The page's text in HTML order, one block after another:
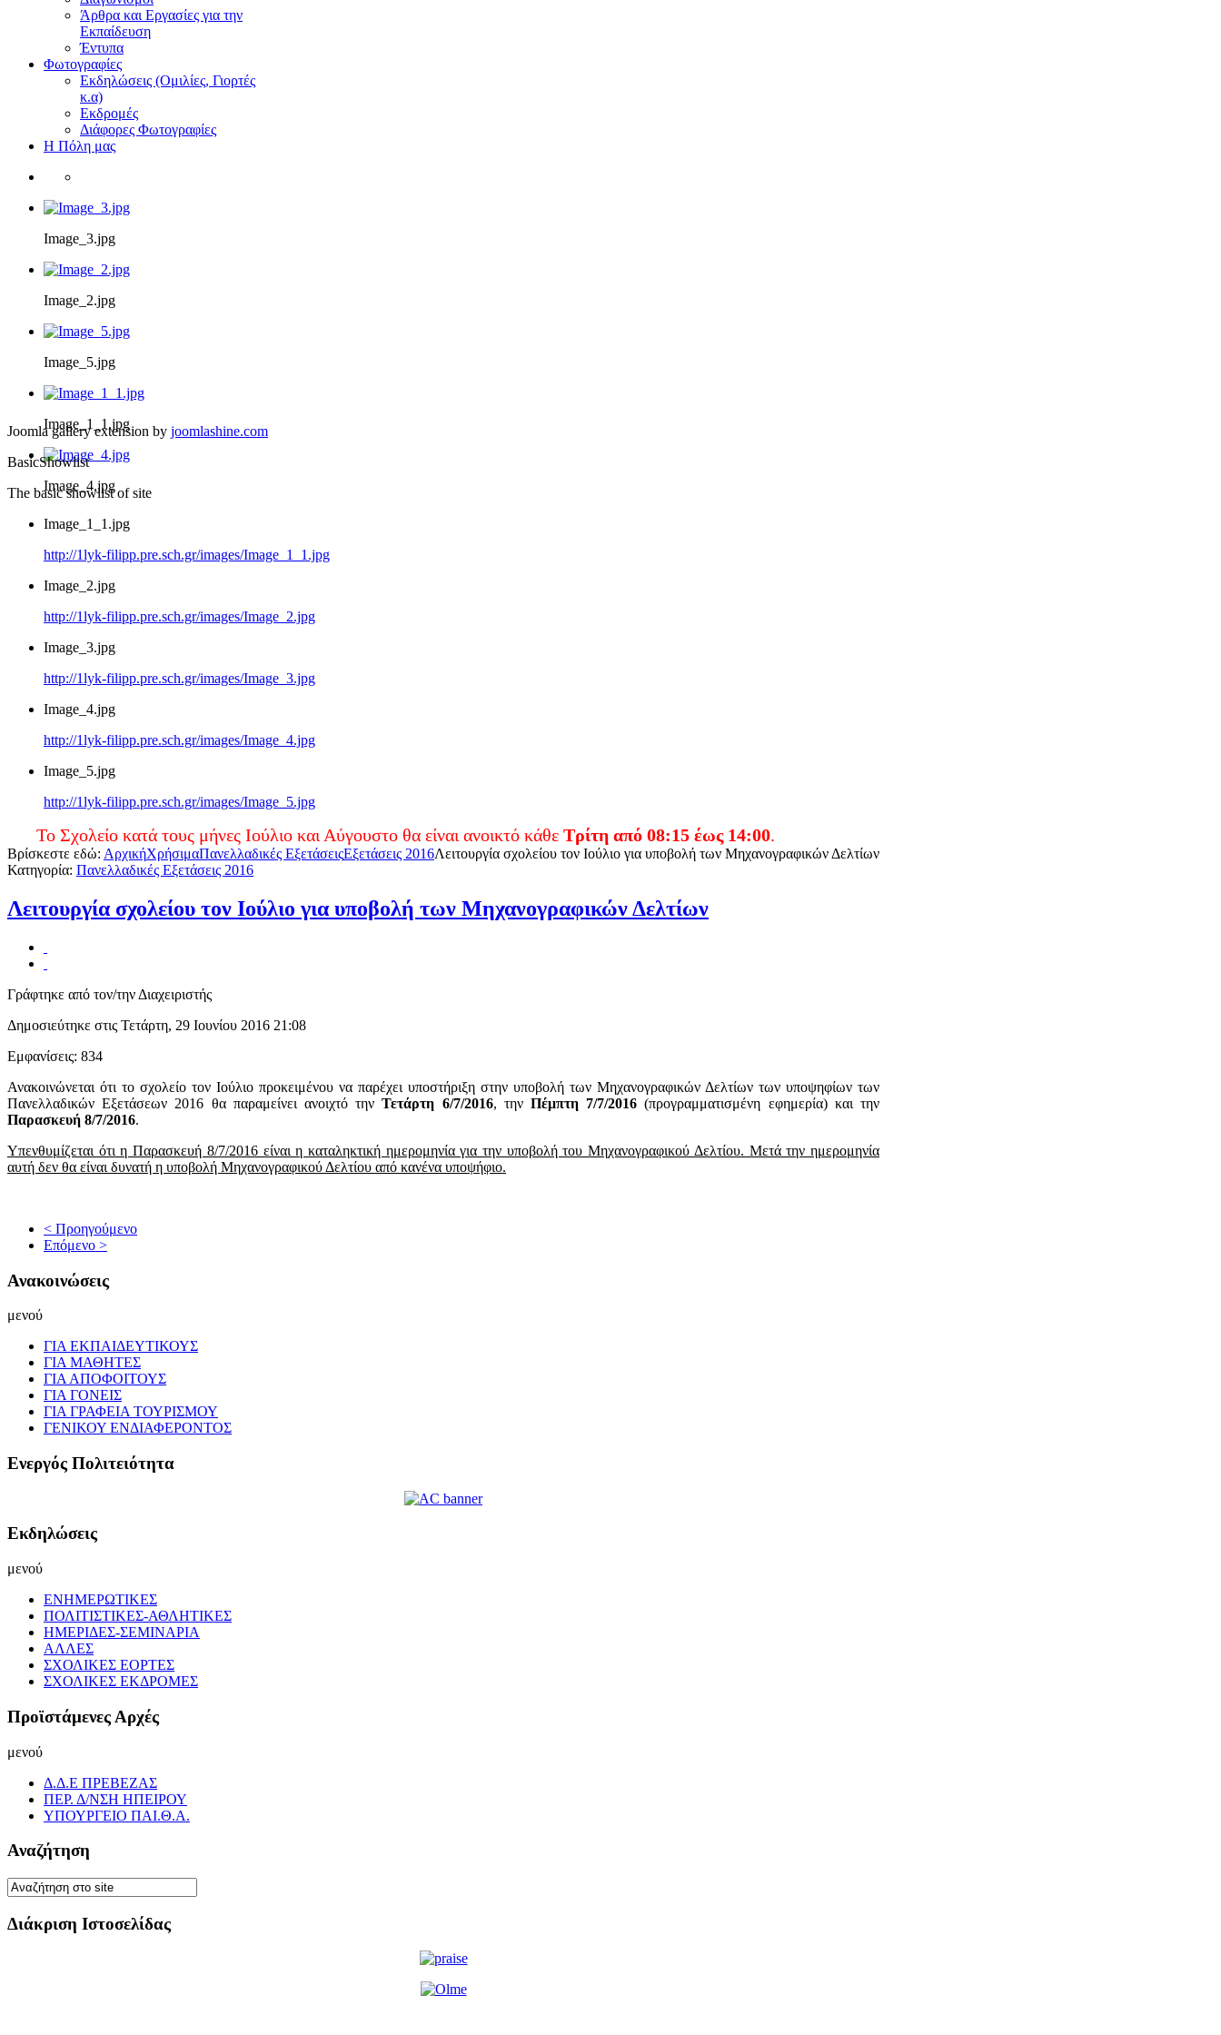
Άρθρα και Εργασίες για την
Εκπαίδευση
Έντυπα
Φωτογραφίες
Εκδηλώσεις (Ομιλίες, Γιορτές
κ.α)
Εκδρομές
Διάφορες Φωτογραφίες
Η Πόλη μας
Image_3.jpg
Image_2.jpg
Image_5.jpg
Image_1_1.jpg
Image_4.jpg
Joomla gallery extension by joomlashine.com
BasicShowlist
The basic showlist of site
Image_1_1.jpg
http://1lyk-filipp.pre.sch.gr/images/Image_1_1.jpg
Image_2.jpg
http://1lyk-filipp.pre.sch.gr/images/Image_2.jpg
Image_3.jpg
http://1lyk-filipp.pre.sch.gr/images/Image_3.jpg
Image_4.jpg
http://1lyk-filipp.pre.sch.gr/images/Image_4.jpg
Image_5.jpg
http://1lyk-filipp.pre.sch.gr/images/Image_5.jpg
κατά τους μήνες Ιούλιο και Αύγουστο θα είναι ανοικτό κάθεΤρίτη από 08:15 έως 14:00.
Βρίσκεστε εδώ: ΑρχικήΧρήσιμαΠανελλαδικές ΕξετάσειςΕξετάσεις 2016Λειτουργία σχολείου τον Ιούλιο για υποβολή των Μηχανογραφικών Δελτίων
Κατηγορία: Πανελλαδικές Εξετάσεις 2016
Λειτουργία σχολείου τον Ιούλιο για υποβολή των Μηχανογραφικών Δελτίων
Γράφτηκε από τον/την Διαχειριστής
Δημοσιεύτηκε στις Τετάρτη, 29 Ιουνίου 2016 21:08
Εμφανίσεις: 834
Ανακοινώνεται ότι το σχολείο τον Ιούλιο προκειμένου να παρέχει υποστήριξη στην υποβολή των Μηχανογραφικών Δελτίων των υποψηφίων των
Πανελλαδικών Εξετάσεων 2016 θα παραμείνει ανοιχτό τηνΤετάρτη 6/7/2016, τηνΠέμπτη 7/7/2016 (προγραμματισμένη εφημερία) και την
Παρασκευή 8/7/2016.
Υπενθυμίζεται ότι η Παρασκευή 8/7/2016 είναι η καταληκτική ημερομηνία για την υποβολή του Μηχανογραφικού Δελτίου. Μετά την ημερομηνία
αυτή δεν θα είναι δυνατή η υποβολή Μηχανογραφικού Δελτίου από κανένα υποψήφιο.
< Προηγούμενο
Επόμενο >
Ανακοινώσεις
μενού
ΓΙΑ ΕΚΠΑΙΔΕΥΤΙΚΟΥΣ
ΓΙΑ ΜΑΘΗΤΕΣ
ΓΙΑ ΑΠΟΦΟΙΤΟΥΣ
ΓΙΑ ΓΟΝΕΙΣ
ΓΙΑ ΓΡΑΦΕΙΑ ΤΟΥΡΙΣΜΟΥ
ΓΕΝΙΚΟΥ ΕΝΔΙΑΦΕΡΟΝΤΟΣ
Ενεργός Πολιτειότητα
Εκδηλώσεις
μενού
ΕΝΗΜΕΡΩΤΙΚΕΣ
ΠΟΛΙΤΙΣΤΙΚΕΣ-ΑΘΛΗΤΙΚΕΣ
ΗΜΕΡΙΔΕΣ-ΣΕΜΙΝΑΡΙΑ
ΑΛΛΕΣ
ΣΧΟΛΙΚΕΣ ΕΟΡΤΕΣ
ΣΧΟΛΙΚΕΣ ΕΚΔΡΟΜΕΣ
Προϊστάμενες Αρχές
μενού
Δ.Δ.Ε ΠΡΕΒΕΖΑΣ
ΠΕΡ. Δ/ΝΣΗ ΗΠΕΙΡΟΥ
ΥΠΟΥΡΓΕΙΟ ΠΑΙ.Θ.Α.
Αναζήτηση
Διάκριση Ιστοσελίδας